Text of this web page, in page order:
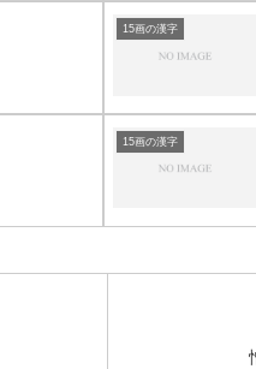
15画の漢字
15画の漢字